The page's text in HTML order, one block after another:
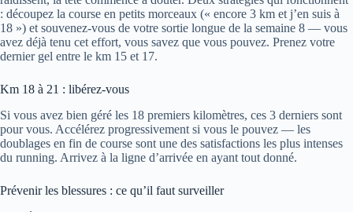
: découpez la course en petits morceaux (« encore 3 km et j’en suis à
18 ») et souvenez-vous de votre sortie longue de la semaine 8 — vous
avez déjà tenu cet effort, vous savez que vous pouvez. Prenez votre
dernier gel entre le km 15 et 17.
Km 18 à 21 : libérez-vous
Si vous avez bien géré les 18 premiers kilomètres, ces 3 derniers sont
pour vous. Accélérez progressivement si vous le pouvez — les
doublages en fin de course sont une des satisfactions les plus intenses
du running. Arrivez à la ligne d’arrivée en ayant tout donné.
Prévenir les blessures : ce qu’il faut surveiller